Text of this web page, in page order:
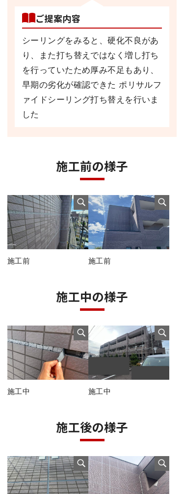
ご提案内容
シーリングをみると、硬化不良があ
り、また打ち替えではなく増し打ち
を行っていたため厚み不足もあり、
早期の劣化が確認できた ポリサルフ
ァイドシーリング打ち替えを行いま
した
施工前の様子
施工前 施工前
施工中の様子
施工中 施工中
施工後の様子